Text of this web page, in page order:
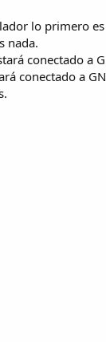
lo primero
nada.
conectado a
conectado a